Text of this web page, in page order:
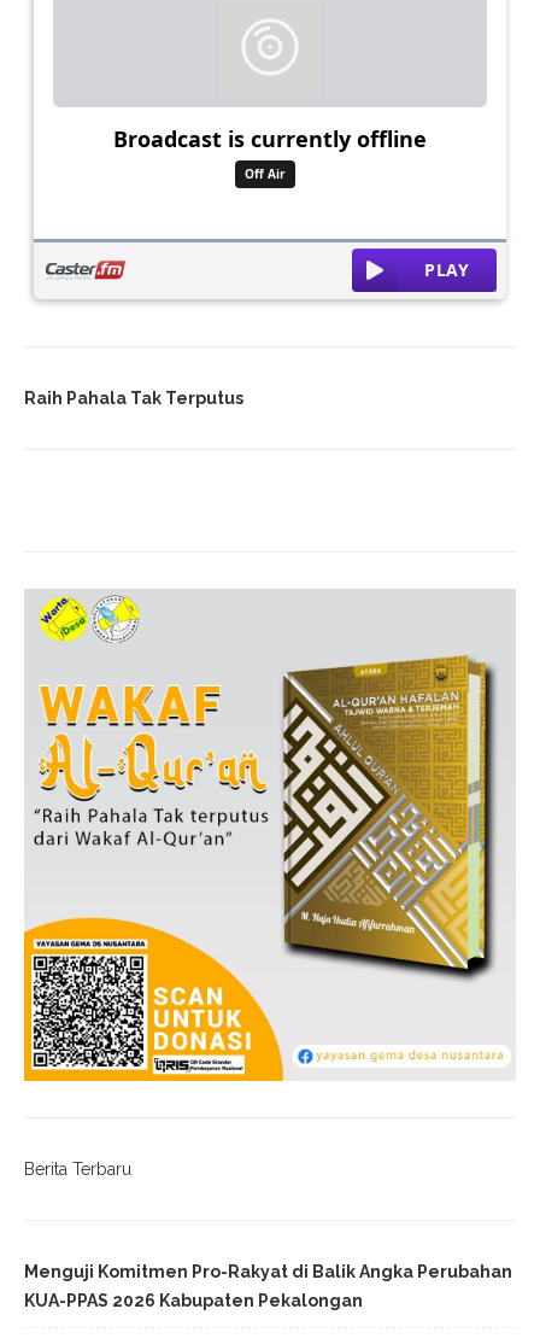
Raih Pahala Tak Terputus
Berita Terbaru
Menguji Komitmen Pro-Rakyat di Balik Angka Perubahan
KUA-PPAS 2026 Kabupaten Pekalongan